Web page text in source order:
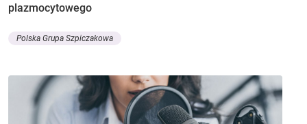
plazmocytowego
Polska Grupa Szpiczakowa